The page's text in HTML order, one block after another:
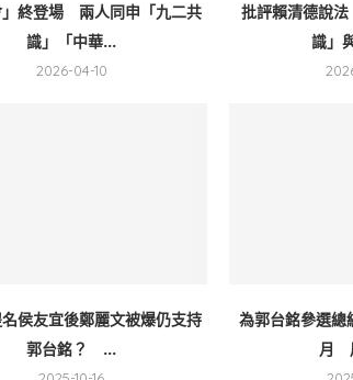
」終登場 兩人同申「九二共
識」「中華...
2026-04-10
批評賴清德說
識」
侯友宜後鄭麗文被爆仍支持
郭台銘？ ...
為郭台銘參選
月